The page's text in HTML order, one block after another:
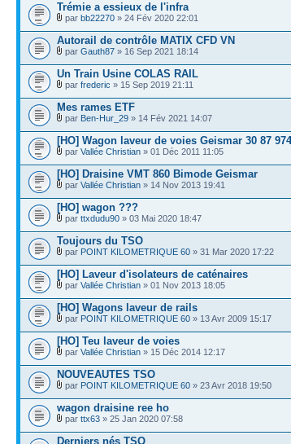
Trémie a essieux de l'infra
par bb22270 » 24 Fév 2020 22:01
Autorail de contrôle MATIX CFD VN
par Gauth87 » 16 Sep 2021 18:14
Un Train Usine COLAS RAIL
par frederic » 15 Sep 2019 21:11
Mes rames ETF
par Ben-Hur_29 » 14 Fév 2021 14:07
[HO] Wagon laveur de voies Geismar 30 87
par Vallée Christian » 01 Déc 2011 11:05
[HO] Draisine VMT 860 Bimode Geismar
par Vallée Christian » 14 Nov 2013 19:41
[HO] wagon ???
par ttxdudu90 » 03 Mai 2020 18:47
Toujours du TSO
par POINT KILOMETRIQUE 60 » 31 Mar 2020 17:22
[HO] Laveur d'isolateurs de caténaires
par Vallée Christian » 01 Nov 2013 18:05
[HO] Wagons laveur de rails
par POINT KILOMETRIQUE 60 » 13 Avr 2009 15:17
[HO] Teu laveur de voies
par Vallée Christian » 15 Déc 2014 12:17
NOUVEAUTES TSO
par POINT KILOMETRIQUE 60 » 23 Avr 2018 19:50
wagon draisine ree ho
par ttx63 » 25 Jan 2020 07:58
Derniers nés TSO